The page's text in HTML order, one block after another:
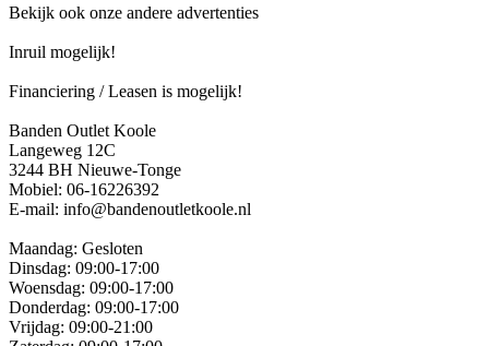
Bekijk ook onze andere advertenties
Inruil mogelijk!
Financiering / Leasen is mogelijk!
Banden Outlet Koole
Langeweg 12C
3244 BH Nieuwe-Tonge
Mobiel: 06-16226392
E-mail: info@bandenoutletkoole.nl
Maandag: Gesloten
Dinsdag: 09:00-17:00
Woensdag: 09:00-17:00
Donderdag: 09:00-17:00
Vrijdag: 09:00-21:00